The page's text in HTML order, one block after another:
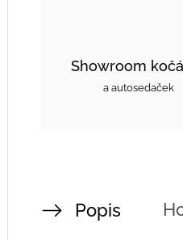
Showroom
a autosedaček
Popis